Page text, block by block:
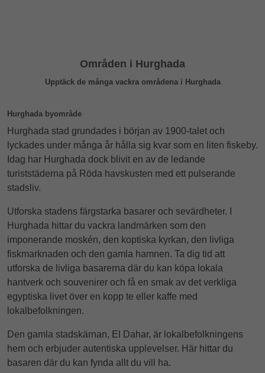
Områden i Hurghada
Upptäck de många vackra områdena i Hurghada
Hurghada byområde
Hurghada stad grundades i början av 1900-talet och
lyckades under många år hålla sig kvar som en liten fiskeby.
Idag har Hurghada dock blivit en av de ledande
turiststäderna på Röda havskusten med ett pulserande
stadsliv.
Utforska stadens färgstarka basarer och sevärdheter. I
Hurghada hittar du vackra landmärken som den
imponerande moskén, den koptiska kyrkan, den livliga
fiskmarknaden och den gamla hamnen. Ta dig tid att
utforska de livliga basarerna där du kan köpa lokala
hantverk och souvenirer och få en smak av det verkliga
egyptiska livet över en kopp te eller kaffe med
lokalbefolkningen.
Den gamla stadskärnan, El Dahar, är lokalbefolkningens
hem och erbjuder autentiska upplevelser. Här hittar du
basaren där du kan fynda allt du vill ha.